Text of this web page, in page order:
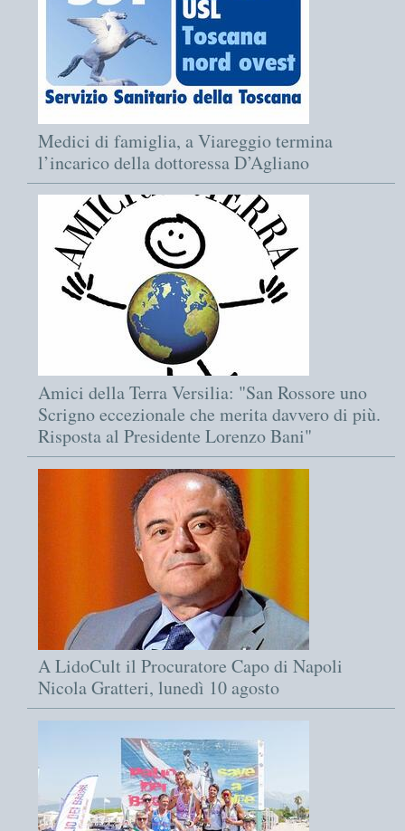
Medici di famiglia, a Viareggio termina
l’incarico della dottoressa D’Agliano
Amici della Terra Versilia: "San Rossore uno
Scrigno eccezionale che merita davvero di più.
Risposta al Presidente Lorenzo Bani"
A LidoCult il Procuratore Capo di Napoli
Nicola Gratteri, lunedì 10 agosto